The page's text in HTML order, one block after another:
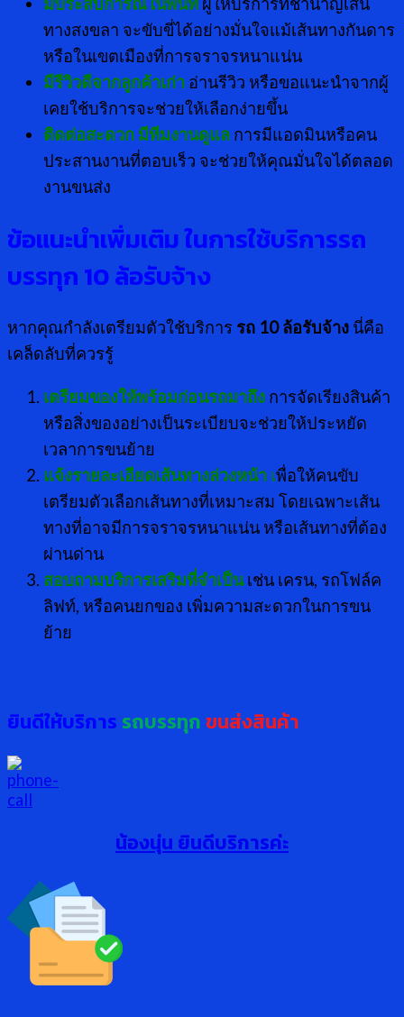
ทางสงขลา จะขับขี่ได้อย่างมั่นใจแม้เส้นทางกันดาร
หรือในเขตเมืองที่การจราจรหนาแน่น
มีรีวิวดีจากลูกค้าเก่า อ่านรีวิว หรือขอแนะนำจากผู้
เคยใช้บริการจะช่วยให้เลือกง่ายขึ้น
ติดต่อสะดวก มีทีมงานดูแล การมีแอดมินหรือคน
ประสานงานที่ตอบเร็ว จะช่วยให้คุณมั่นใจได้ตลอด
งานขนส่ง
ข้อแนะนำเพิ่มเติม ในการใช้บริการรถ
บรรทุก10 ล้อรับจ้าง
หากคุณกำลังเตรียมตัวใช้บริการ รถ 10 ล้อรับจ้าง นี่คือ
เคล็ดลับที่ควรรู้
เตรียมของให้พร้อมก่อนรถมาถึง การจัดเรียงสินค้า
หรือสิ่งของอย่างเป็นระเบียบจะช่วยให้ประหยัด
เวลาการขนย้าย
แจ้งรายละเอียดเส้นทางล่วงหน้า เพื่อให้คนขับ
เตรียมตัวเลือกเส้นทางที่เหมาะสม โดยเฉพาะเส้น
ทางที่อาจมีการจราจรหนาแน่น หรือเส้นทางที่ต้อง
ผ่านด่าน
สอบถามบริการเสริมที่จำเป็นเช่น เครน, รถโฟล์ค
ลิฟท์, หรือคนยกของ เพิ่มความสะดวกในการขน
ย้าย
ยินดีให้บริการ รถบรรทุกขนส่งสินค้า
น้องนุ่น ยินดีบริการค่ะ